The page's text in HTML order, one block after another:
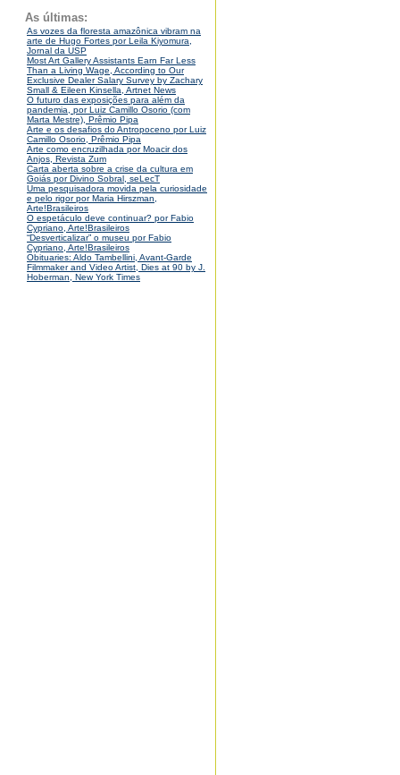
As últimas:
As vozes da floresta amazônica vibram na
arte de Hugo Fortes por Leila Kiyomura,
Jornal da USP
Most Art Gallery Assistants Earn Far Less
Than a Living Wage, According to Our
Exclusive Dealer Salary Survey by Zachary
Small & Eileen Kinsella, Artnet News
O futuro das exposições para além da
pandemia, por Luiz Camillo Osorio (com
Marta Mestre), Prêmio Pipa
Arte e os desafios do Antropoceno por Luiz
Camillo Osorio, Prêmio Pipa
Arte como encruzilhada por Moacir dos
Anjos, Revista Zum
Carta aberta sobre a crise da cultura em
Goiás por Divino Sobral, seLecT
Uma pesquisadora movida pela curiosidade
e pelo rigor por Maria Hirszman,
Arte!Brasileiros
O espetáculo deve continuar? por Fabio
Cypriano, Arte!Brasileiros
“Desverticalizar” o museu por Fabio
Cypriano, Arte!Brasileiros
Obituaries: Aldo Tambellini, Avant-Garde
Filmmaker and Video Artist, Dies at 90 by J.
Hoberman, New York Times